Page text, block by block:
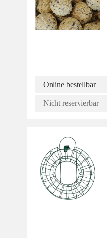
Online bestellbar
Nicht reservierbar